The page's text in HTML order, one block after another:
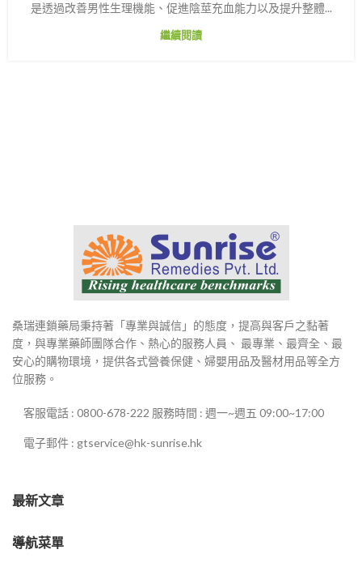
是透過改善男性生理機能、促進陰莖充血能力以及提升整體...
繼續閱讀
桑瑞連鎖藥局秉持著「專業與誠信」的態度，提高與客戶之黏著
度，與專業藥師團隊合作、熱心的服務人員、 最專業、最齊全、最
安心的購物環境，提供各式營養保健、婦嬰用品及醫材用品等全方
位服務。
客服電話 : 0800-678-222 服務時間 : 週一~週五 09:00~17:00
電子郵件 : gtservice@hk-sunrise.hk
最新文章
導航菜單